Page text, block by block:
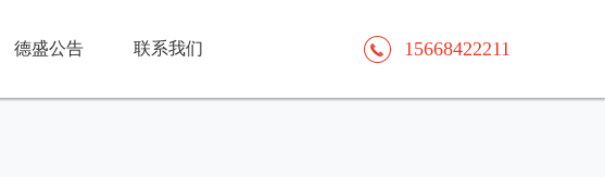
德盛公告 联系我们 15668422211